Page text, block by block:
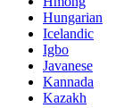
Hungarian
Icelandic
Igbo
Javanese
Kannada
Kazakh